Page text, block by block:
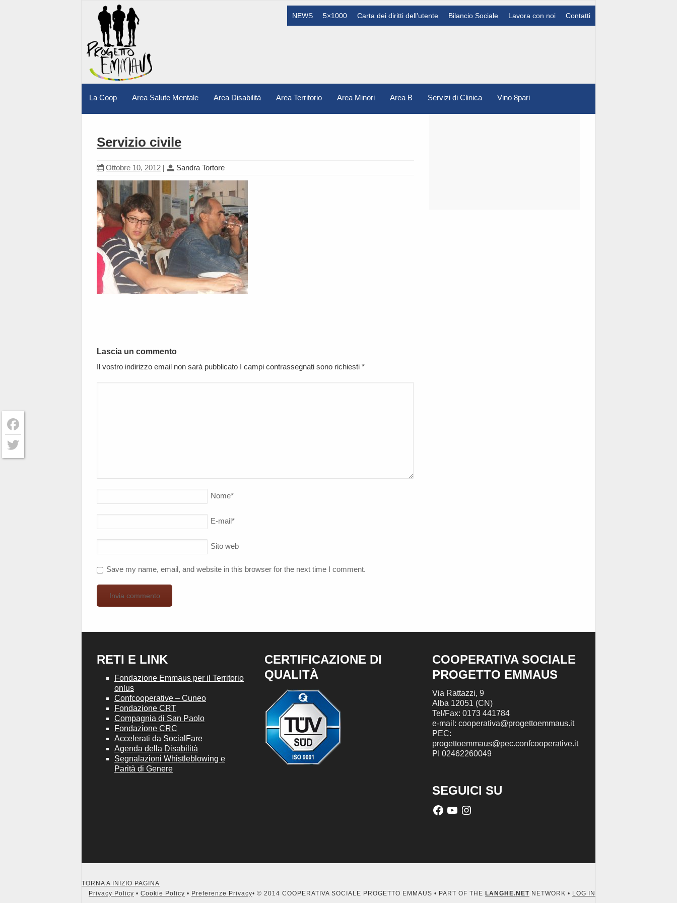
Contatti
Lavora con noi
Bilancio Sociale
Carta dei diritti dell’utente
5×1000
NEWS
La Coop Area Salute Mentale Area Disabilità Area Territorio Area Minori Area B Servizi di Clinica Vino 8pari
Servizio civile
Ottobre 10, 2012 | Sandra Tortore
Lascia un commento
Il vostro indirizzo email non sarà pubblicato I campi contrassegnati sono richiesti *
Nome*
E-mail*
Sito web
Save my name, email, and website in this browser for the next time I comment.
RETI E LINK
Fondazione Emmaus per il Territorio
onlus
Confcooperative – Cuneo
Fondazione CRT
Compagnia di San Paolo
Fondazione CRC
Accelerati da SocialFare
Agenda della Disabilità
Segnalazioni Whistleblowing e
Parità di Genere
CERTIFICAZIONE DI
QUALITÀ
COOPERATIVA SOCIALE
PROGETTO EMMAUS
Via Rattazzi, 9
Alba 12051 (CN)
Tel/Fax: 0173 441784
e-mail: cooperativa@progettoemmaus.it
PEC:
progettoemmaus@pec.confcooperative.it
PI 02462260049
SEGUICI SU
TORNA A INIZIO PAGINA
Privacy Policy • Cookie Policy • Preferenze Privacy• © 2014 COOPERATIVA SOCIALE PROGETTO EMMAUS • PART OF THE LANGHE.NET NETWORK • LOG IN
Facebook
Twitter